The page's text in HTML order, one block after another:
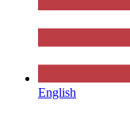
English